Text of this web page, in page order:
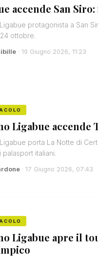
accende San
protagonista a San
ottobre.
· 19 Giugno 2026, 11:23
Ligabue accende
porta La Notte di
palasport italiani.
· 17 Giugno 2026, 07:43
Ligabue apre il